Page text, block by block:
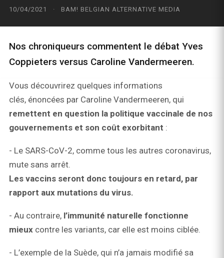
10/04/2021 · BAM! BELGIAN ALTERNATIVE MEDIA
Nos chroniqueurs commentent le débat Yves
Coppieters versus Caroline Vandermeeren.
Vous découvrirez quelques informations
clés, énoncées par Caroline Vandermeeren, qui
remettent en question la politique vaccinale de nos
gouvernements et son coût exorbitant :
- Le SARS-CoV-2, comme tous les autres coronavirus,
mute sans arrêt.
Les vaccins seront donc toujours en retard, par
rapport aux mutations du virus.
- Au contraire, l’immunité naturelle fonctionne
mieux contre les variants, car elle est moins ciblée.
- L’exemple de la Suède, qui n’a jamais modifié sa